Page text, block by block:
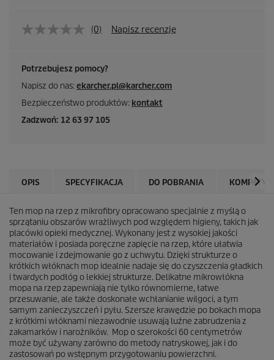
(0) Napisz recenzję
Potrzebujesz pomocy?
Napisz do nas:ekarcher.pl@karcher.com
Bezpieczeństwo produktów: kontakt
Zadzwoń: 12 63 97 105
OPIS SPECYFIKACJA DO POBRANIA
Ten mop na rzep z mikrofibry opracowano specjalnie z myślą o
sprzątaniu obszarów wrażliwych pod względem higieny, takich jak
placówki opieki medycznej. Wykonany jest z wysokiej jakości
materiałów i posiada poręczne zapięcie na rzep, które ułatwia
mocowanie i zdejmowanie go z uchwytu. Dzięki strukturze o
krótkich włóknach mop idealnie nadaje się do czyszczenia gładkich
i twardych podłóg o lekkiej strukturze. Delikatne mikrowłókna
mopa na rzep zapewniają nie tylko równomierne, łatwe
przesuwanie, ale także doskonałe wchłanianie wilgoci, a tym
samym zanieczyszczeń i pyłu. Szersze krawędzie po bokach mopa
z krótkimi włóknami niezawodnie usuwają luźne zabrudzenia z
zakamarków i narożników. Mop o szerokości 60 centymetrów
może być używany zarówno do metody natryskowej, jak i do
zastosowań po wstępnym przygotowaniu powierzchni.